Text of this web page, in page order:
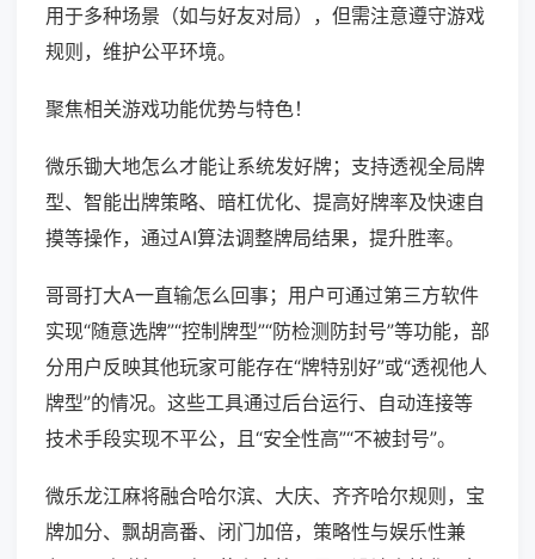
用于多种场景（如与好友对局），但需注意遵守游戏
规则，维护公平环境。
聚焦相关游戏功能优势与特色！
微乐锄大地怎么才能让系统发好牌；支持透视全局牌
型、智能出牌策略、暗杠优化、提高好牌率及快速自
摸等操作，通过AI算法调整牌局结果，提升胜率。
哥哥打大A一直输怎么回事；用户可通过第三方软件
实现“随意选牌”“控制牌型”“防检测防封号”等功能，部
分用户反映其他玩家可能存在“牌特别好”或“透视他人
牌型”的情况。这些工具通过后台运行、自动连接等
技术手段实现不平公，且“安全性高”“不被封号”。
微乐龙江麻将融合哈尔滨、大庆、齐齐哈尔规则，宝
牌加分、飘胡高番、闭门加倍，策略性与娱乐性兼